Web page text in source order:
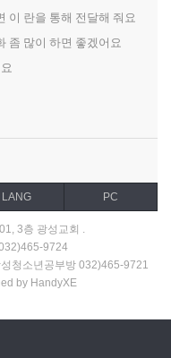
이 란을 통해 전달해 줘요
좀 많이 하면 좋겠어요
LANG PC
3층 광성교회 .
9724
청소년공부방 032)465-9721
by HandyXE